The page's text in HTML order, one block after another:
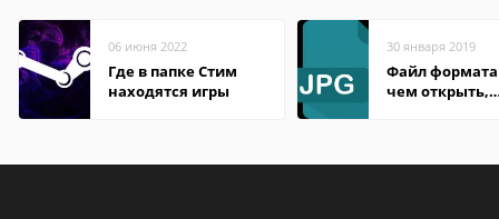
06 июня 2022
Где в папке Стим
находятся игры
30 января 2019
Файл формата
чем открыть,